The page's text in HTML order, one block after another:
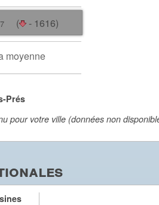
(
- 1616)
moyenne
Prés
pour votre ville (données non